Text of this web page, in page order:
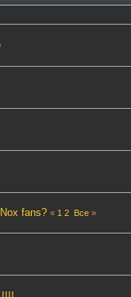
fans? « 1 2 Все »